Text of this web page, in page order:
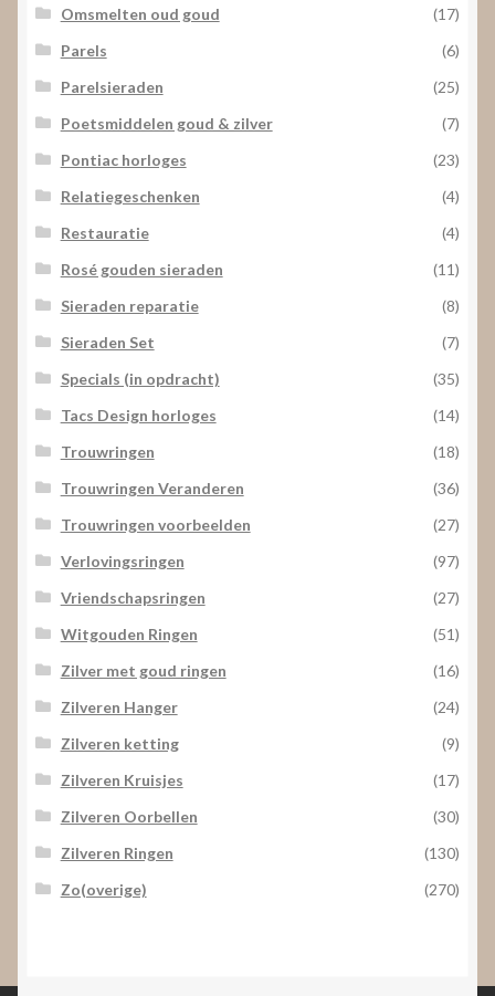
Omsmelten oud goud
(17)
Parels
(6)
Parelsieraden
(25)
Poetsmiddelen goud & zilver
(7)
Pontiac horloges
(23)
Relatiegeschenken
(4)
Restauratie
(4)
Rosé gouden sieraden
(11)
Sieraden reparatie
(8)
Sieraden Set
(7)
Specials (in opdracht)
(35)
Tacs Design horloges
(14)
Trouwringen
(18)
Trouwringen Veranderen
(36)
Trouwringen voorbeelden
(27)
Verlovingsringen
(97)
Vriendschapsringen
(27)
Witgouden Ringen
(51)
Zilver met goud ringen
(16)
Zilveren Hanger
(24)
Zilveren ketting
(9)
Zilveren Kruisjes
(17)
Zilveren Oorbellen
(30)
Zilveren Ringen
(130)
Zo(overige)
(270)